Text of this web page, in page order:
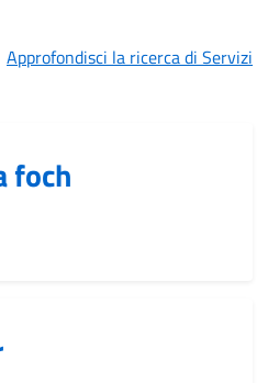
Approfondisci la ricerca di Servizi
foch